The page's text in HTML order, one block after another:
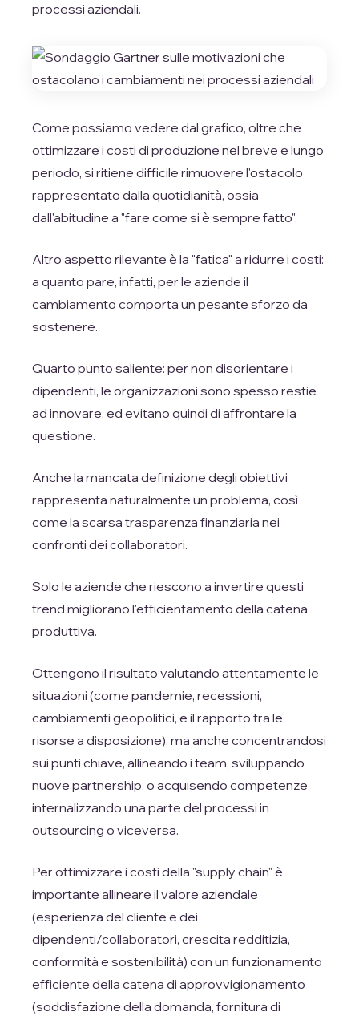
processi aziendali.
Come possiamo vedere dal grafico, oltre che
ottimizzare i costi di produzione nel breve e lungo
periodo, si ritiene difficile rimuovere l'ostacolo
rappresentato dalla quotidianità, ossia
dall'abitudine a "fare come si è sempre fatto".
Altro aspetto rilevante è la "fatica" a ridurre i costi:
a quanto pare, infatti, per le aziende il
cambiamento comporta un pesante sforzo da
sostenere.
Quarto punto saliente: per non disorientare i
dipendenti, le organizzazioni sono spesso restie
ad innovare, ed evitano quindi di affrontare la
questione.
Anche la mancata definizione degli obiettivi
rappresenta naturalmente un problema, così
come la scarsa trasparenza finanziaria nei
confronti dei collaboratori.
Solo le aziende che riescono a invertire questi
trend migliorano l'efficientamento della catena
produttiva.
Ottengono il risultato valutando attentamente le
situazioni (come pandemie, recessioni,
cambiamenti geopolitici, e il rapporto tra le
risorse a disposizione), ma anche concentrandosi
sui punti chiave, allineando i team, sviluppando
nuove partnership, o acquisendo competenze
internalizzando una parte del processi in
outsourcing o viceversa.
Per ottimizzare i costi della "supply chain" è
importante allineare il valore aziendale
(esperienza del cliente e dei
dipendenti/collaboratori, crescita redditizia,
conformità e sostenibilità) con un funzionamento
efficiente della catena di approvvigionamento
(soddisfazione della domanda, fornitura di